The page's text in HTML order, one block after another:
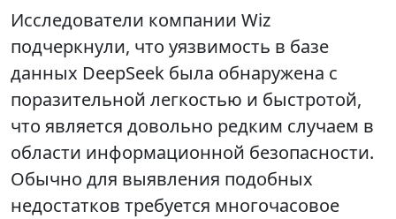
Исследователи компании Wiz
подчеркнули, что уязвимость в базе
данных DeepSeek была обнаружена с
поразительной легкостью и быстротой,
что является довольно редким случаем в
области информационной безопасности.
Обычно для выявления подобных
недостатков требуется многочасовое